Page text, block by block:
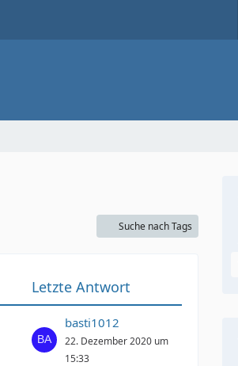
Suche nach Tags
Letzte Antwort
basti1012
22. Dezember 2020 um
15:33